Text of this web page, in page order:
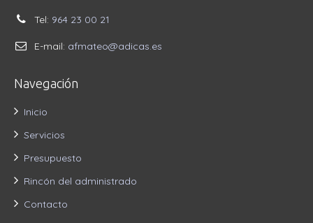
Tel: 964 23 00 21
E-mail: afmateo@adicas.es
Navegación
Inicio
Servicios
Presupuesto
Rincón del administrado
Contacto